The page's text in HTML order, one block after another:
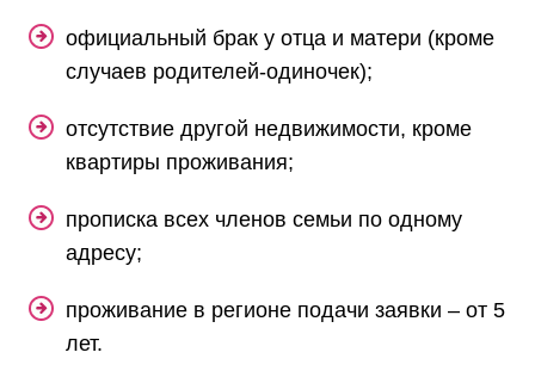
официальный брак у отца и матери (кроме
случаев родителей-одиночек);
отсутствие другой недвижимости, кроме
квартиры проживания;
прописка всех членов семьи по одному
адресу;
проживание в регионе подачи заявки – от 5
лет.